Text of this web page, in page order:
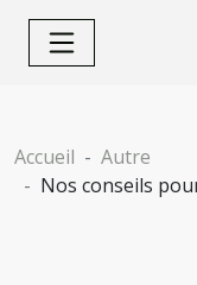
Accueil
Autre
Nos conseils